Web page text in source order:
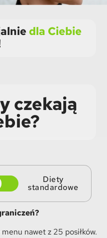
dla Ciebie
czekają
Diety
standardowe
nawet z 25 posiłków.